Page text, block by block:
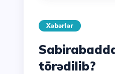
Xəbərlər
törədilib?